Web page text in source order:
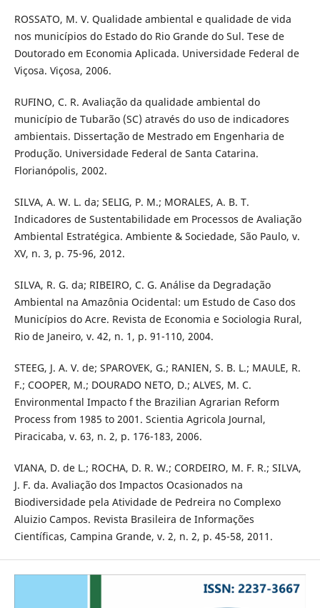
ROSSATO, M. V. Qualidade ambiental e qualidade de vida
nos municípios do Estado do Rio Grande do Sul. Tese de
Doutorado em Economia Aplicada. Universidade Federal de
Viçosa. Viçosa, 2006.
RUFINO, C. R. Avaliação da qualidade ambiental do
município de Tubarão (SC) através do uso de indicadores
ambientais. Dissertação de Mestrado em Engenharia de
Produção. Universidade Federal de Santa Catarina.
Florianópolis, 2002.
SILVA, A. W. L. da; SELIG, P. M.; MORALES, A. B. T.
Indicadores de Sustentabilidade em Processos de Avaliação
Ambiental Estratégica. Ambiente & Sociedade, São Paulo, v.
XV, n. 3, p. 75-96, 2012.
SILVA, R. G. da; RIBEIRO, C. G. Análise da Degradação
Ambiental na Amazônia Ocidental: um Estudo de Caso dos
Municípios do Acre. Revista de Economia e Sociologia Rural,
Rio de Janeiro, v. 42, n. 1, p. 91-110, 2004.
STEEG, J. A. V. de; SPAROVEK, G.; RANIEN, S. B. L.; MAULE, R.
F.; COOPER, M.; DOURADO NETO, D.; ALVES, M. C.
Environmental Impacto f the Brazilian Agrarian Reform
Process from 1985 to 2001. Scientia Agricola Journal,
Piracicaba, v. 63, n. 2, p. 176-183, 2006.
VIANA, D. de L.; ROCHA, D. R. W.; CORDEIRO, M. F. R.; SILVA,
J. F. da. Avaliação dos Impactos Ocasionados na
Biodiversidade pela Atividade de Pedreira no Complexo
Aluizio Campos. Revista Brasileira de Informações
Científicas, Campina Grande, v. 2, n. 2, p. 45-58, 2011.